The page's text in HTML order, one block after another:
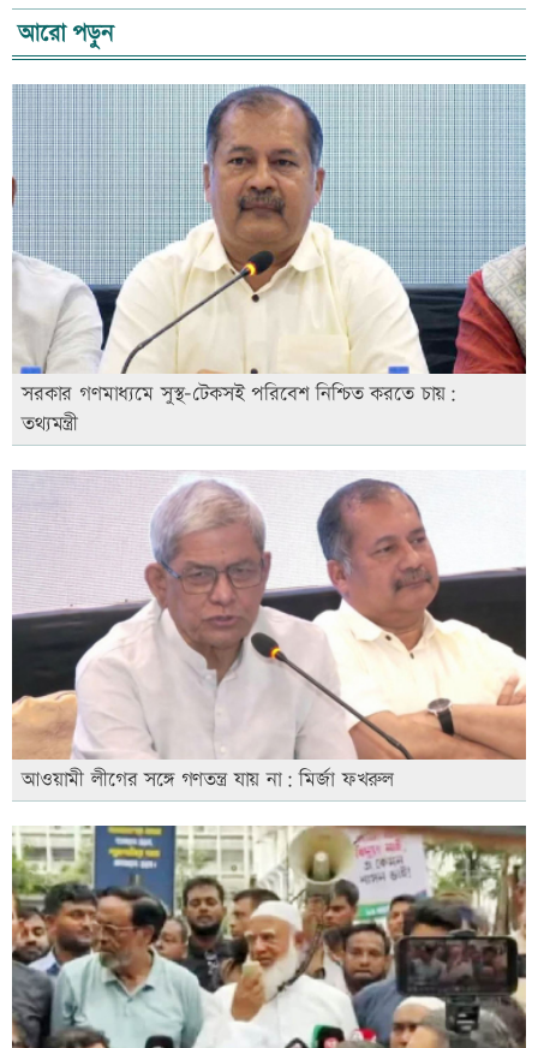
আরো পড়ুন
সরকার গণমাধ্যমে সুস্থ-টেকসই পরিবেশ নিশ্চিত করতে চায়:
তথ্যমন্ত্রী
আওয়ামী লীগের সঙ্গে গণতন্ত্র যায় না: মির্জা ফখরুল